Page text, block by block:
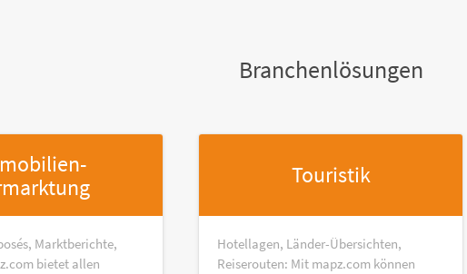
Branchenlösungen
Marktberichte,
bietet allen
Touristik
Hotellagen, Länder-Übersichten,
Reiserouten: Mit mapz.com können